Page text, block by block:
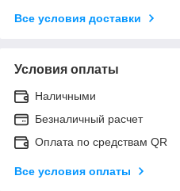
Все условия доставки
Условия оплаты
Наличными
Безналичный расчет
Оплата по средствам QR
Все условия оплаты